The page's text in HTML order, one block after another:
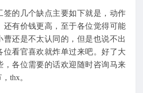
签的几个缺点主要如下就是，动作
还有价钱更高，至于各位觉得可能
曹还是不太认同的，但是也说不出
位看官喜欢就炸单过来吧。好了大
，各位需要的话欢迎随时咨询马来
thx。